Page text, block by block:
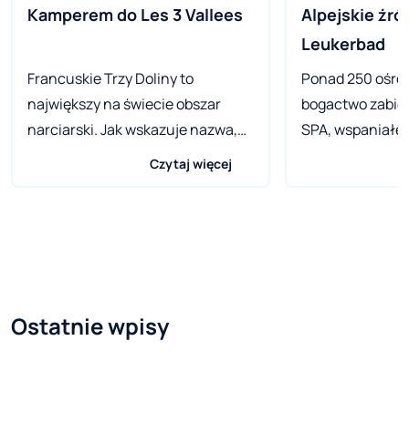
Kamperem do Les 3 Vallees
Francuskie Trzy Doliny to
największy na świecie obszar
narciarski. Jak wskazuje nazwa,
rozciąga się między trzema
Czytaj więcej
Alpejskie
Ponad 250
bogactwo
SPA,
Ostatnie wpisy